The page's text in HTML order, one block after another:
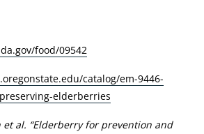
food/09542
catalog/em-9446-
elderberries
et al. “Elderberry for prevention and